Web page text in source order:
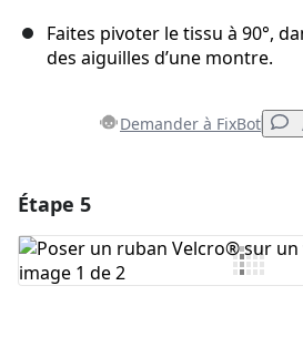
Faites pivoter le tissu à 90°,
des aiguilles d’une montre.
Demander à FixBot
Ajouter un commentaire
Étape 5